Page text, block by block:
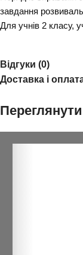
завдання
Для учнів 2 класу,
Відгуки (0)
Доставка і
Переглянути